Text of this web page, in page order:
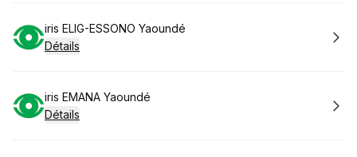
Réserver
iris ELIG-ESSONO Yaoundé
Détails
Réserver
iris EMANA Yaoundé
Détails